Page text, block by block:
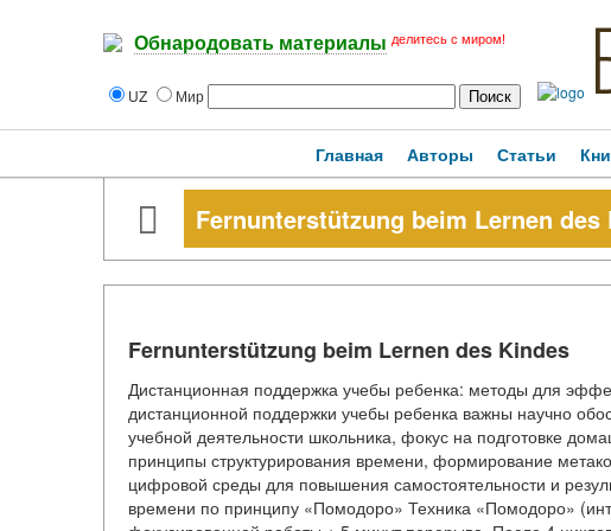
Обнародовать материалы делитесь с миром!
UZ Мир
Главная Авторы Статьи
Fernunterstützung beim Lernen des
Fernunterstützung beim Lernen des Kindes
Дистанционная поддержка учебы ребенка: методы для
дистанционной поддержки учебы ребенка важны научно
учебной деятельности школьника, фокус на подготовке
принципы структурирования времени, формирование
цифровой среды для повышения самостоятельности и
времени по принципу «Помодоро» Техника «Помодоро»